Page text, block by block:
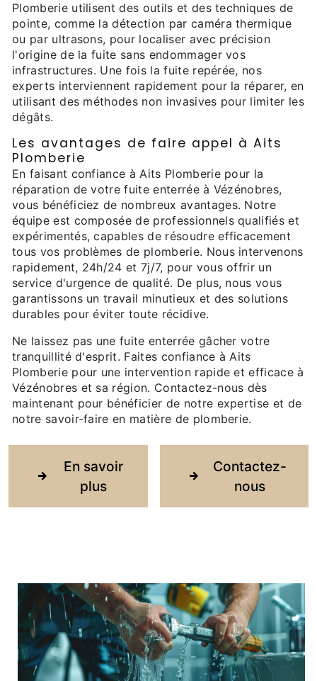
Plomberie utilisent des outils et des techniques de
pointe, comme la détection par caméra thermique
ou par ultrasons, pour localiser avec précision
l'origine de la fuite sans endommager vos
infrastructures. Une fois la fuite repérée, nos
experts interviennent rapidement pour la réparer, en
utilisant des méthodes non invasives pour limiter les
dégâts.
Les avantages de faire appel à Aits
Plomberie
En faisant confiance à Aits Plomberie pour la
réparation de votre fuite enterrée à Vézénobres,
vous bénéficiez de nombreux avantages. Notre
équipe est composée de professionnels qualifiés et
expérimentés, capables de résoudre efficacement
tous vos problèmes de plomberie. Nous intervenons
rapidement, 24h/24 et 7j/7, pour vous offrir un
service d'urgence de qualité. De plus, nous vous
garantissons un travail minutieux et des solutions
durables pour éviter toute récidive.
Ne laissez pas une fuite enterrée gâcher votre
tranquillité d'esprit. Faites confiance à Aits
Plomberie pour une intervention rapide et efficace à
Vézénobres et sa région. Contactez-nous dès
maintenant pour bénéficier de notre expertise et de
notre savoir-faire en matière de plomberie.
En savoir
plus
Contactez-
nous